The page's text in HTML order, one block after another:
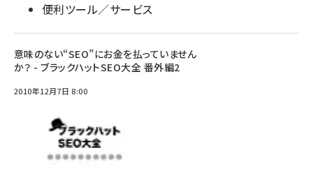
便利ツール／サービス
意味のない“SEO”にお金を払っていません
か？ - ブラックハットSEO大全 番外編2
2010年12月7日 8:00